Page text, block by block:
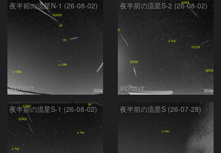
夜半前の流星N-1 (26-08-02)
alphavir
夜半前の流星S-2 (26-08-02)
alphavir
夜半前の流星S-1 (26-08-02) 夜半前の流星S (26-07-28)